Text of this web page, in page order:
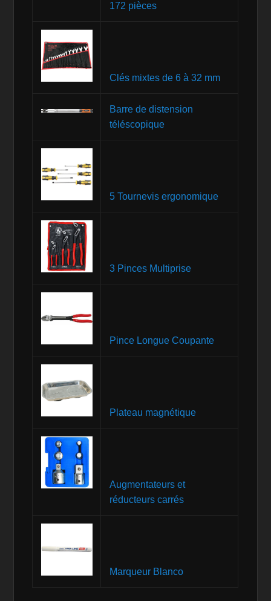
172 pièces
Clés mixtes de 6 à 32 mm
Barre de distension
téléscopique
5 Tournevis ergonomique
3 Pinces Multiprise
Pince Longue Coupante
Plateau magnétique
Augmentateurs et
réducteurs carrés
Marqueur Blanco